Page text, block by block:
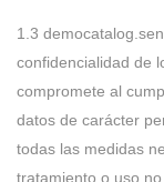
1.3
confidencialidad de
compromete al
datos de carácter
todas las medidas
tratamiento o uso